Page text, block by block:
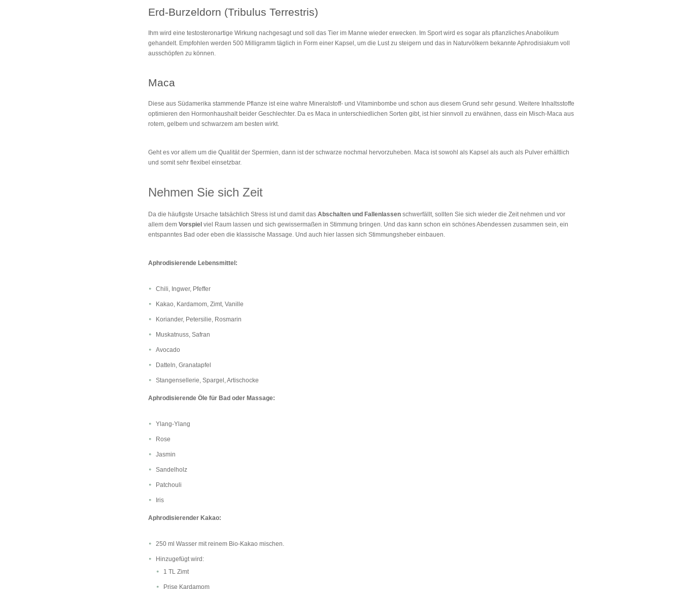
Erd-Burzeldorn (Tribulus Terrestris)
Ihm wird eine testosteronartige Wirkung nachgesagt und soll das Tier im Manne wieder erwecken. Im Sport wird es sogar als pflanzliches Anabolikum
gehandelt. Empfohlen werden 500 Milligramm täglich in Form einer Kapsel, um die Lust zu steigern und das in Naturvölkern bekannte Aphrodisiakum voll
ausschöpfen zu können.
Maca
Diese aus Südamerika stammende Pflanze ist eine wahre Mineralstoff- und Vitaminbombe und schon aus diesem Grund sehr gesund. Weitere Inhaltsstoffe
optimieren den Hormonhaushalt beider Geschlechter. Da es Maca in unterschiedlichen Sorten gibt, ist hier sinnvoll zu erwähnen, dass ein Misch-Maca aus
rotem, gelbem und schwarzem am besten wirkt.
Geht es vor allem um die Qualität der Spermien, dann ist der schwarze nochmal hervorzuheben. Maca ist sowohl als Kapsel als auch als Pulver erhältlich
und somit sehr flexibel einsetzbar.
Nehmen Sie sich Zeit
Da die häufigste Ursache tatsächlich Stress ist und damit das Abschalten und Fallenlassen schwerfällt, sollten Sie sich wieder die Zeit nehmen und vor
allem dem Vorspiel viel Raum lassen und sich gewissermaßen in Stimmung bringen. Und das kann schon ein schönes Abendessen zusammen sein, ein
entspanntes Bad oder eben die klassische Massage. Und auch hier lassen sich Stimmungsheber einbauen.
Aphrodisierende Lebensmittel:
Chili, Ingwer, Pfeffer
Kakao, Kardamom, Zimt, Vanille
Koriander, Petersilie, Rosmarin
Muskatnuss, Safran
Avocado
Datteln, Granatapfel
Stangensellerie, Spargel, Artischocke
Aphrodisierende Öle für Bad oder Massage:
Ylang-Ylang
Rose
Jasmin
Sandelholz
Patchouli
Iris
Aphrodisierender Kakao:
250 ml Wasser mit reinem Bio-Kakao mischen.
Hinzugefügt wird:
1 TL Zimt
Prise Kardamom